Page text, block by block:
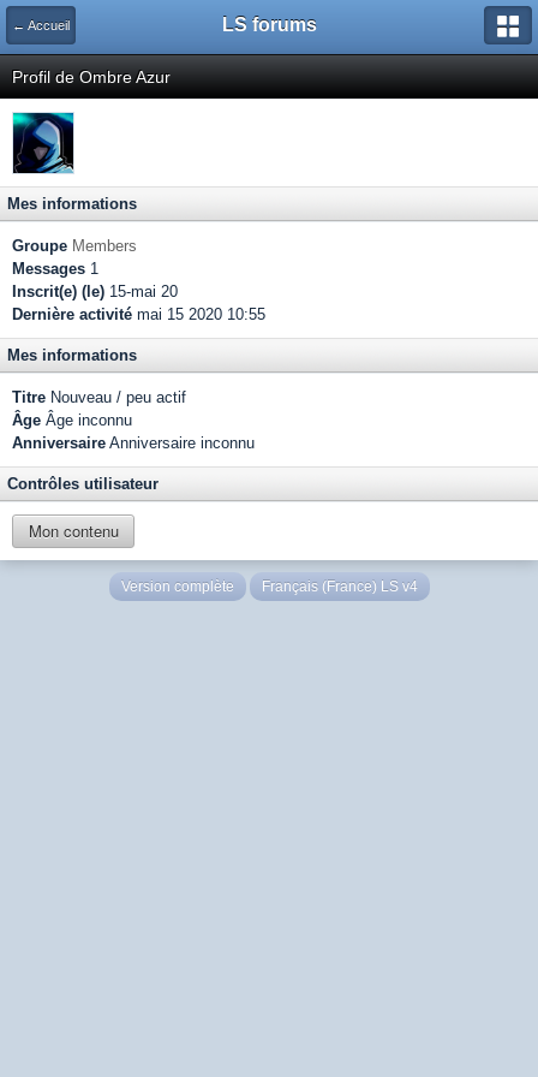
← Accueil LS forums
Profil de Ombre Azur
Mes informations
Groupe Members
Messages 1
Inscrit(e) (le) 15-mai 20
Dernière activité mai 15 2020 10:55
Mes informations
Titre Nouveau / peu actif
Âge Âge inconnu
Anniversaire Anniversaire inconnu
Contrôles utilisateur
Mon contenu
Version complète Français (France) LS v4